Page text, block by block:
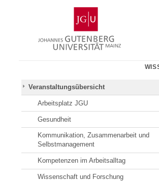
Gutenberg-
Universität
Mainz
Veranstaltungsübersicht
Arbeitsplatz JGU
Gesundheit
Kommunikation, Zusammenarbeit und
Selbstmanagement
Kompetenzen im Arbeitsalltag
Wissenschaft und Forschung